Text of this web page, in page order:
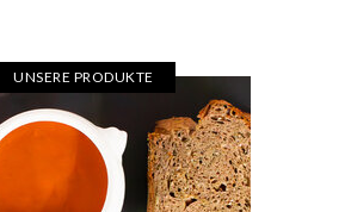
UNSERE PRODUKTE